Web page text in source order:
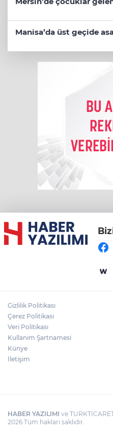
Manisa’da üst geçide
Gizlilik Politikası
Çerez Politikası
Veri Politikası
Kullanım Şartnamesi
Künye
İletişim
HABER YAZILIMI ve
2026 Tüm hakları saklıdır.